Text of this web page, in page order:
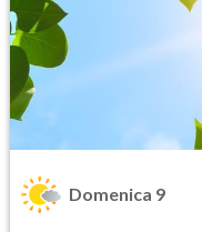
Domenica 9